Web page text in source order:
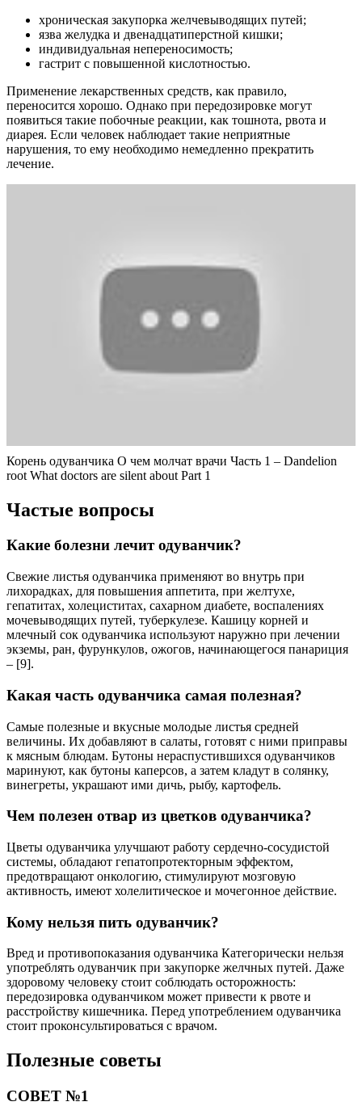
хроническая закупорка желчевыводящих путей;
язва желудка и двенадцатиперстной кишки;
индивидуальная непереносимость;
гастрит с повышенной кислотностью.
Применение лекарственных средств, как правило,
переносится хорошо. Однако при передозировке могут
появиться такие побочные реакции, как тошнота, рвота и
диарея. Если человек наблюдает такие неприятные
нарушения, то ему необходимо немедленно прекратить
лечение.
Корень одуванчика О чем молчат врачи Часть 1 – Dandelion
root What doctors are silent about Part 1
Частые вопросы
Какие болезни лечит одуванчик?
Свежие листья одуванчика применяют во внутрь при
лихорадках, для повышения аппетита, при желтухе,
гепатитах, холециститах, сахарном диабете, воспалениях
мочевыводящих путей, туберкулезе. Кашицу корней и
млечный сок одуванчика используют наружно при лечении
экземы, ран, фурункулов, ожогов, начинающегося панариция
– [9].
Какая часть одуванчика самая полезная?
Самые полезные и вкусные молодые листья средней
величины. Их добавляют в салаты, готовят с ними приправы
к мясным блюдам. Бутоны нераспустившихся одуванчиков
маринуют, как бутоны каперсов, а затем кладут в солянку,
винегреты, украшают ими дичь, рыбу, картофель.
Чем полезен отвар из цветков одуванчика?
Цветы одуванчика улучшают работу сердечно-сосудистой
системы, обладают гепатопротекторным эффектом,
предотвращают онкологию, стимулируют мозговую
активность, имеют холелитическое и мочегонное действие.
Кому нельзя пить одуванчик?
Вред и противопоказания одуванчика Категорически нельзя
употреблять одуванчик при закупорке желчных путей. Даже
здоровому человеку стоит соблюдать осторожность:
передозировка одуванчиком может привести к рвоте и
расстройству кишечника. Перед употреблением одуванчика
стоит проконсультироваться с врачом.
Полезные советы
СОВЕТ №1